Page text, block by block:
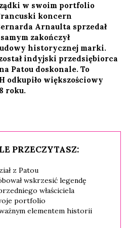
w swoim portfolio
koncern
Arnaulta sprzedał
zakończył
historycznej marki.
indyjski przedsiębiorca
Patou doskonale. To
odkupiło większościowy
roku.
PRZECZYTASZ:
z Patou
wskrzesić legendę
właściciela
portfolio
elementem historii